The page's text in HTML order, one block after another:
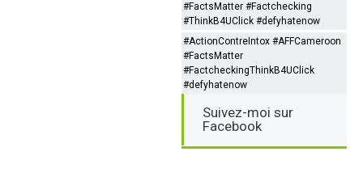
#FactsMatter #Factchecking
#ThinkB4UClick #defyhatenow
#ActionContreIntox #AFFCameroon
#FactsMatter
#FactcheckingThinkB4UClick
#defyhatenow
Suivez-moi sur
Facebook